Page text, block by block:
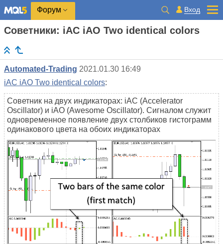
Форум Вход
Советники: iAC iAO Two identical colors
Automated-Trading 2021.01.30 16:49
iAC iAO Two identical colors:
Советник на двух индикаторах: iAC (Accelerator
Oscillator) и iAO (Awesome Oscillator). Сигналом служит
одновременное появление двух столбиков гистограмм
одинакового цвета на обоих индикаторах